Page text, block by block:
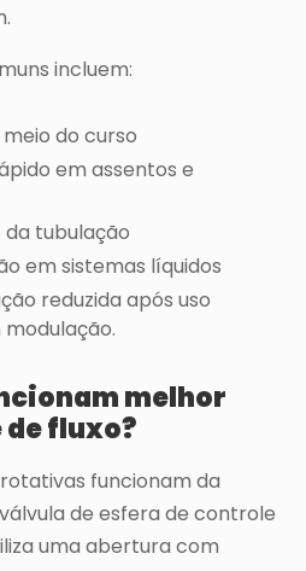
incluem:
do curso
em assentos e
tubulação
em sistemas líquidos
reduzida após uso
melhor
fluxo?
funcionam da
de esfera de controle
uma abertura com